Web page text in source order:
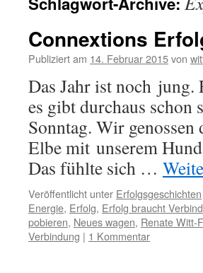
Connextions
Publiziert am 14. Februar 2015von
Das Jahr ist noch jung.
es gibt durchaus schon
Sonntag. Wir
Elbe mit unserem
Das fühlte sich …
Veröffentlicht unter Erfolgsgeschichten
Energie, Erfolg, Erfolg braucht
pobieren, Neues wagen, Renate Witt-
Verbindung | 1 Kommentar